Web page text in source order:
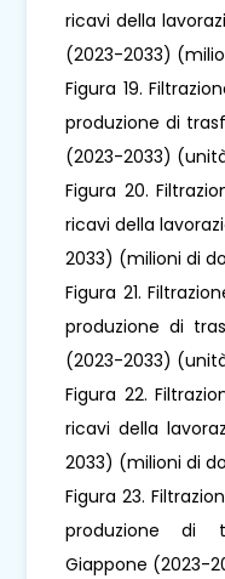
ricavi della
(2023-2033)
Figura 19.
produzione di
(2023-2033)
Figura 20.
ricavi della
2033) (milioni di
Figura 21.
produzione di
(2023-2033)
Figura 22.
ricavi della
2033) (milioni di
Figura 23.
produzione di
Giappone (2023-